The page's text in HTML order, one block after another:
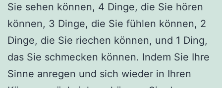
Sie sehen können, 4 Dinge, die Sie hören
können, 3 Dinge, die Sie fühlen können, 2
Dinge, die Sie riechen können, und 1 Ding,
das Sie schmecken können. Indem Sie Ihre
Sinne anregen und sich wieder in Ihren